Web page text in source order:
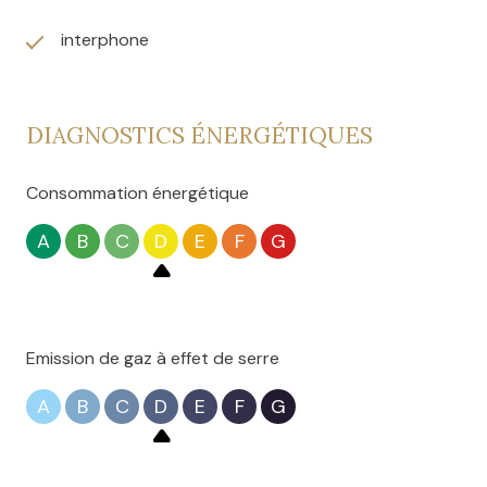
interphone
DIAGNOSTICS ÉNERGÉTIQUES
Consommation énergétique
A B C D E F G
Emission de gaz à effet de serre
A B C D E F G